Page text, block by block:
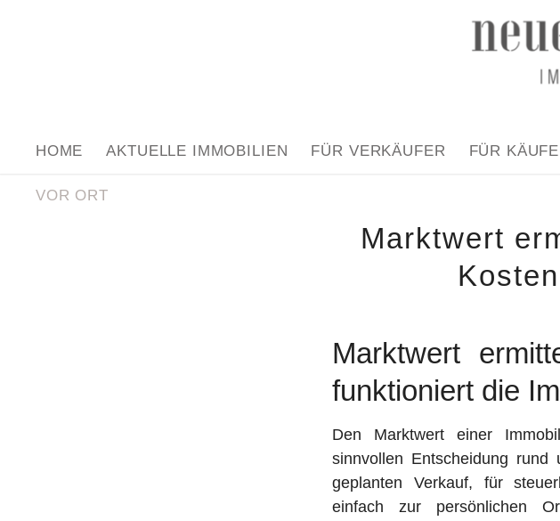
HOME AKTUELLE IMMOBILIEN FÜR VERKÄUFER FÜR
VOR ORT
Marktwert
Marktwert
funktioniert die
Den Marktwert einer
sinnvollen Entscheidung
geplanten Verkauf, für
einfach zur persönlichen